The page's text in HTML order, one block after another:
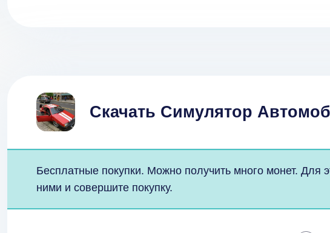
Скачать Симулятор
Бесплатные покупки. Можно получить много монет. Для
ними и совершите покупку.